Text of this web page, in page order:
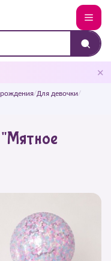
✕
/Для девочки/